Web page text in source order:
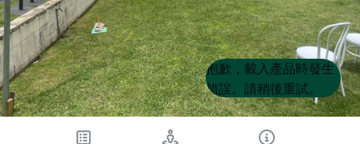
Product
List
Product
List
抱歉，載入產品時發生
錯誤。請稍後重試。